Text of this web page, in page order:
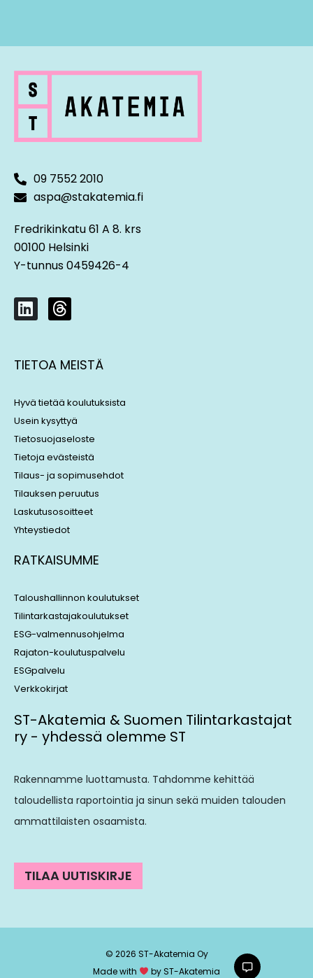
09 7552 2010
aspa@stakatemia.fi
Fredrikinkatu 61 A 8. krs
00100 Helsinki
Y-tunnus 0459426-4
L
i
k
e
i
n
T
h
e
a
s
TIETOA MEISTÄ
Hyvä tietää koulutuksista
Usein kysyttyä
Tietosuojaseloste
Tietoja evästeistä
Tilaus- ja sopimusehdot
Tilauksen peruutus
Laskutusosoitteet
Yhteystiedot
RATKAISUMME
Taloushallinnon koulutukset
Tilintarkastajakoulutukset
ESG-valmennusohjelma
Rajaton-koulutuspalvelu
ESGpalvelu
Verkkokirjat
ST-Akatemia & Suomen Tilintarkastajat
ry - yhdessä olemme ST
Rakennamme luottamusta. Tahdomme kehittää
taloudellista raportointia ja sinun sekä muiden talouden
ammattilaisten osaamista.
TILAA UUTISKIRJE
© 2026 ST-Akatemia Oy
Made with
by ST-Akatemia